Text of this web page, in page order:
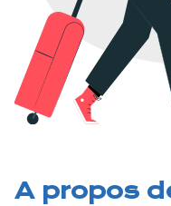
A propos